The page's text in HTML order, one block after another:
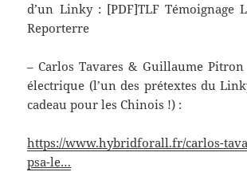
d’un Linky : [PDF]TLF Témoignage
Reporterre
– Carlos Tavares & Guillaume
électrique (l’un des prétextes du
cadeau pour les Chinois !) :
https://www.hybridforall.fr/carlos-
psa-le…